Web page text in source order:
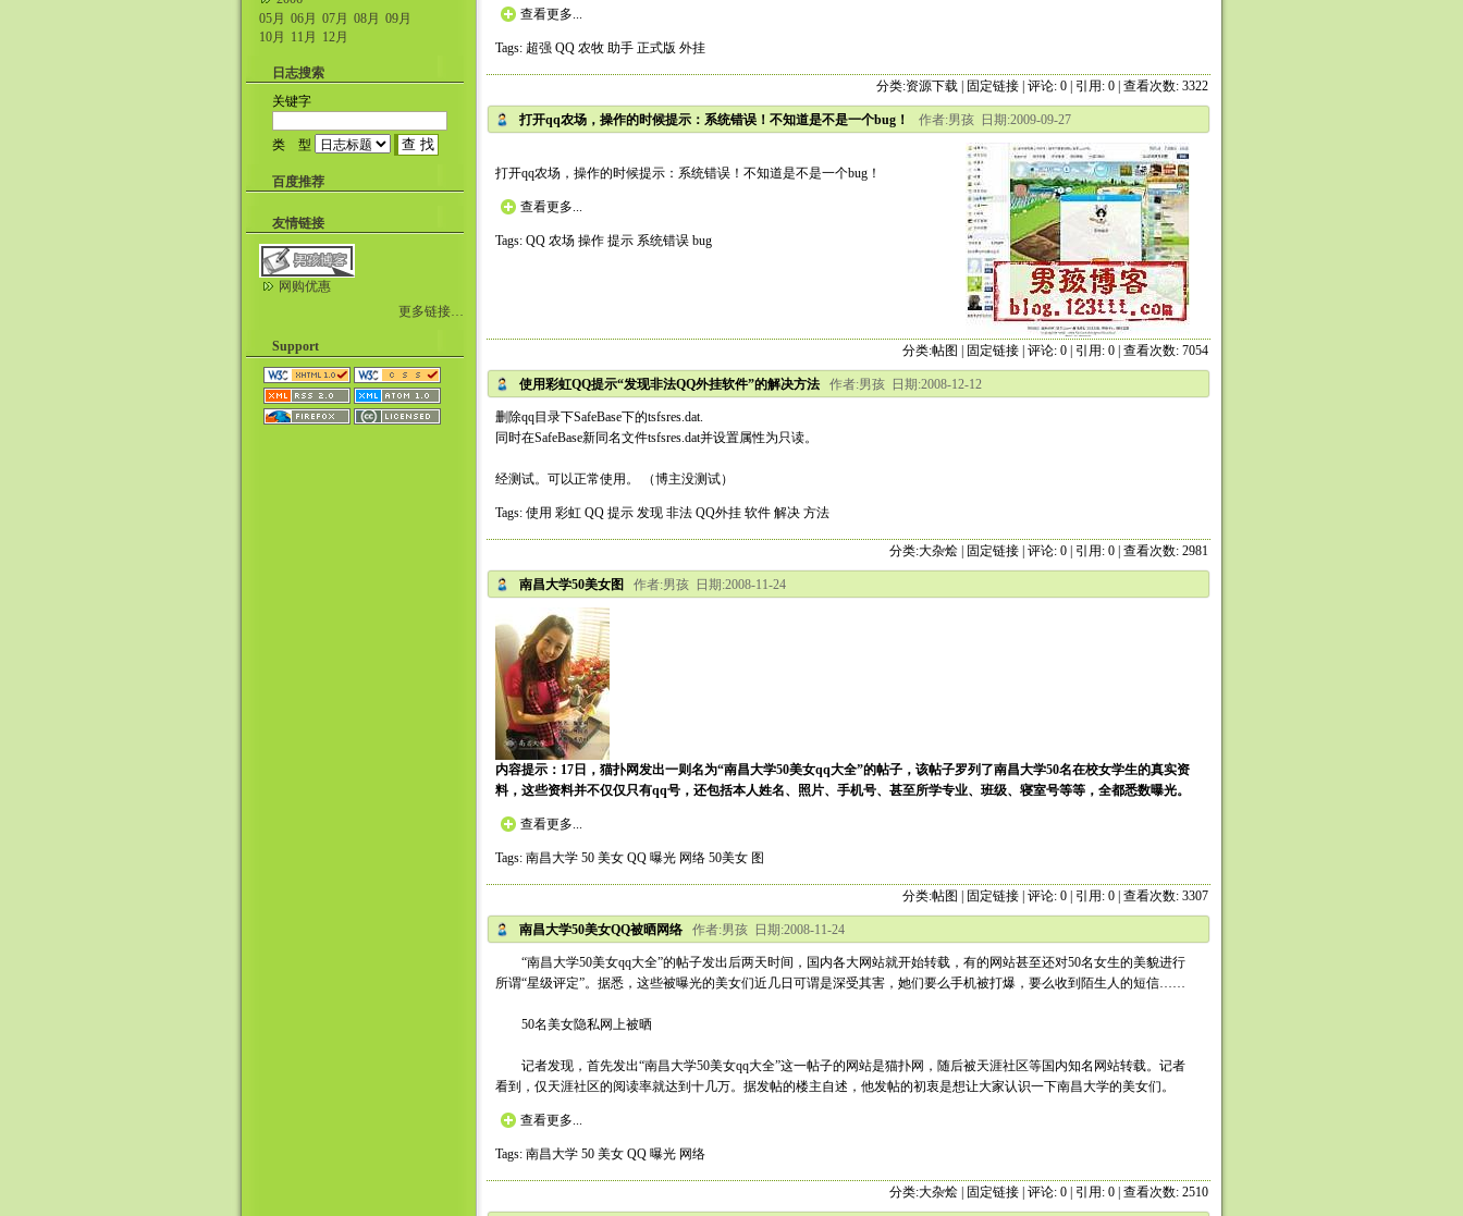
查看更多...
Tags: 超强 QQ 农牧 助手 正式版 外挂
分类:资源下载 固定链接 评论: 0 | 引用: 0 | 查看次数: 3322
打开qq农场，操作的时候提示：系统错误！不知道是不是一个bug！ 作者:男孩 日期:2009-09-27
打开qq农场，操作的时候提示：系统错误！不知道是不是一个bug！
查看更多...
Tags: QQ 农场 操作 提示 系统错误 bug
分类:帖图 固定链接 评论: 0 | 引用: 0 | 查看次数: 7054
使用彩虹QQ提示“发现非法QQ外挂软件”的解决方法 作者:男孩 日期:2008-12-12
删除qq目录下SafeBase下的tsfsres.dat.
同时在SafeBase新同名文件tsfsres.dat并设置属性为只读。
经测试。可以正常使用。 （博主没测试）
Tags: 使用 彩虹 QQ 提示 发现 非法 QQ外挂 软件 解决 方法
分类:大杂烩 固定链接 评论: 0 | 引用: 0 | 查看次数: 2981
南昌大学50美女图 作者:男孩 日期:2008-11-24
内容提示：17日，猫扑网发出一则名为“南昌大学50美女qq大全”的帖子，该帖子罗列了南昌大学50名在校女学生的真实资
料，这些资料并不仅仅只有qq号，还包括本人姓名、照片、手机号、甚至所学专业、班级、寝室号等等，全都悉数曝光。
查看更多...
Tags: 南昌大学 50 美女 QQ 曝光 网络 50美女 图
分类:帖图 固定链接 评论: 0 | 引用: 0 | 查看次数: 3307
南昌大学50美女QQ被晒网络 作者:男孩 日期:2008-11-24
“南昌大学50美女qq大全”的帖子发出后两天时间，国内各大网站就开始转载，有的网站甚至还对50名女生的美貌进行
所谓“星级评定”。据悉，这些被曝光的美女们近几日可谓是深受其害，她们要么手机被打爆，要么收到陌生人的短信……
50名美女隐私网上被晒
记者发现，首先发出“南昌大学50美女qq大全”这一帖子的网站是猫扑网，随后被天涯社区等国内知名网站转载。记者
看到，仅天涯社区的阅读率就达到十几万。据发帖的楼主自述，他发帖的初衷是想让大家认识一下南昌大学的美女们。
查看更多...
Tags: 南昌大学 50 美女 QQ 曝光 网络
分类:大杂烩 固定链接 评论: 0 | 引用: 0 | 查看次数: 2510
05月 06月 07月 08月 09月
10月
11月 12月
日志搜索
关键字
类 型
百度推荐
友情链接
网购优惠
更多链接…
Support